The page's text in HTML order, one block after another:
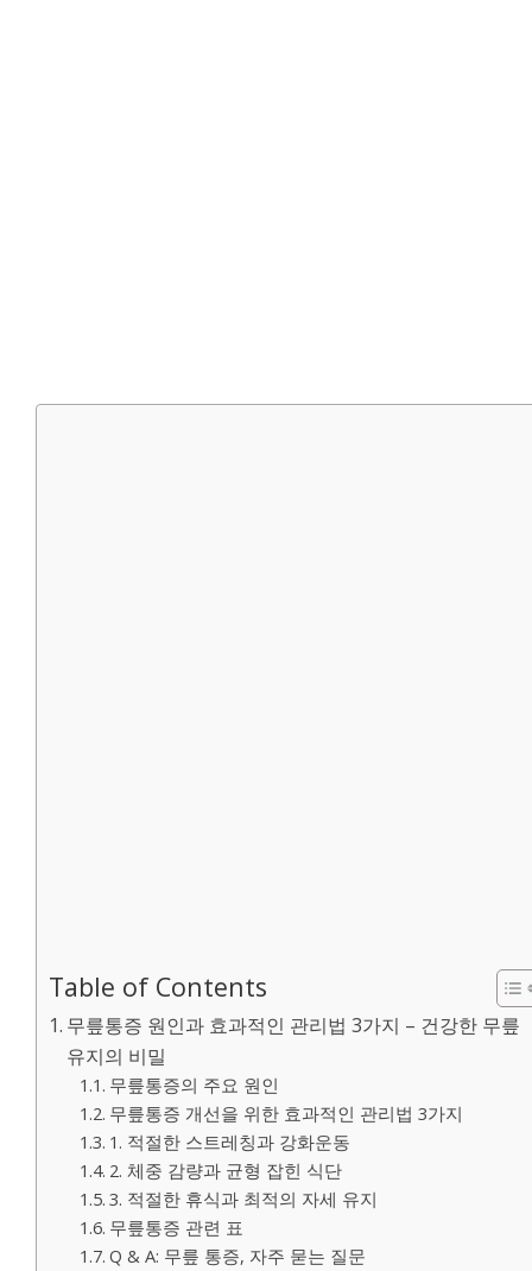
Table of Contents
무릎통증 원인과 효과적인 관리법 3가지 – 건강한 무릎
유지의 비밀
무릎통증의 주요 원인
무릎통증 개선을 위한 효과적인 관리법 3가지
1. 적절한 스트레칭과 강화운동
2. 체중 감량과 균형 잡힌 식단
3. 적절한 휴식과 최적의 자세 유지
무릎통증 관련 표
Q & A: 무릎 통증, 자주 묻는 질문